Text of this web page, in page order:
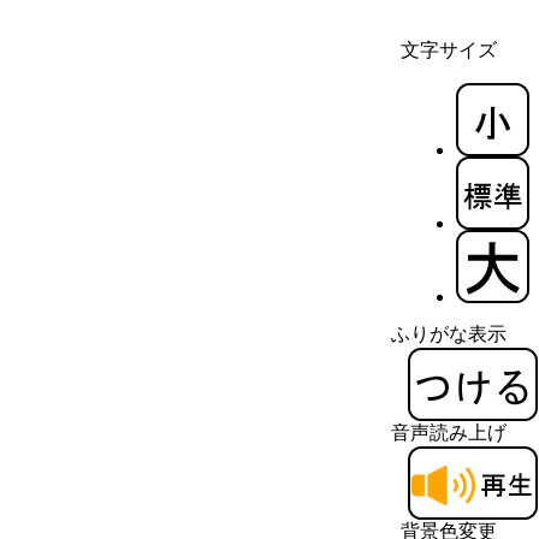
文字サイズ
ふりがな表示
音声読み上げ
背景色変更